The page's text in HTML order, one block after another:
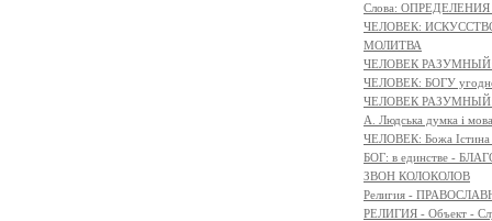
Слова:
ЧЕЛОВЕК:
МОЛИТВА
ЧЕЛОВЕК РАЗУМНЫЙ:
ЧЕЛОВЕК: БОГУ
ЧЕЛОВЕК
A. Людська думка і мова
ЧЕЛОВЕК: Божа
БОГ: в единстве -
ЗВОН КОЛОКОЛОВ
Религия -
РЕЛИГИЯ - Объект -